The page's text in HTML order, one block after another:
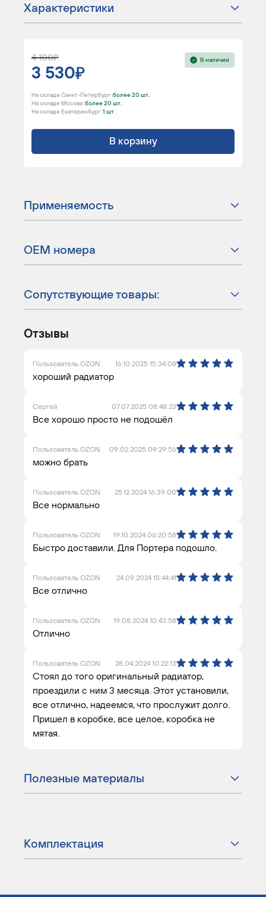
Характеристики
4 100
3 530
В наличии
На складе Санкт-Петербург :более 20 шт.
На складе Москва :более 20 шт.
На складе Екатеринбург :1 шт.
В корзину
Применяемость
ОЕМ номера
Сопутствующие товары:
Отзывы
Пользователь OZON 16.10.2025 15:34:08
хороший радиатор
Сергей 07.07.2025 08:48:23
Все хорошо просто не подошёл
Пользователь OZON 09.02.2025 09:29:56
можно брать
Пользователь OZON 25.12.2024 16:39:00
Все нормально
Пользователь OZON 19.10.2024 06:20:58
Быстро доставили. Для Портера подошло.
Пользователь OZON 24.09.2024 15:44:41
Все отлично
Пользователь OZON 19.08.2024 10:43:58
Отлично
Пользователь OZON 28.04.2024 10:22:13
Стоял до того оригинальный радиатор,
проездили с ним 3 месяца. Этот установили,
все отлично, надеемся, что прослужит долго.
Пришел в коробке, все целое, коробка не
мятая.
Полезные материалы
Комплектация